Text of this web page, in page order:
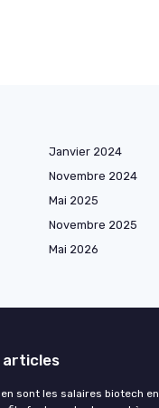
Janvier 2024
Novembre 2024
Mai 2025
Novembre 2025
Mai 2026
articles
sont les salaires biotech en